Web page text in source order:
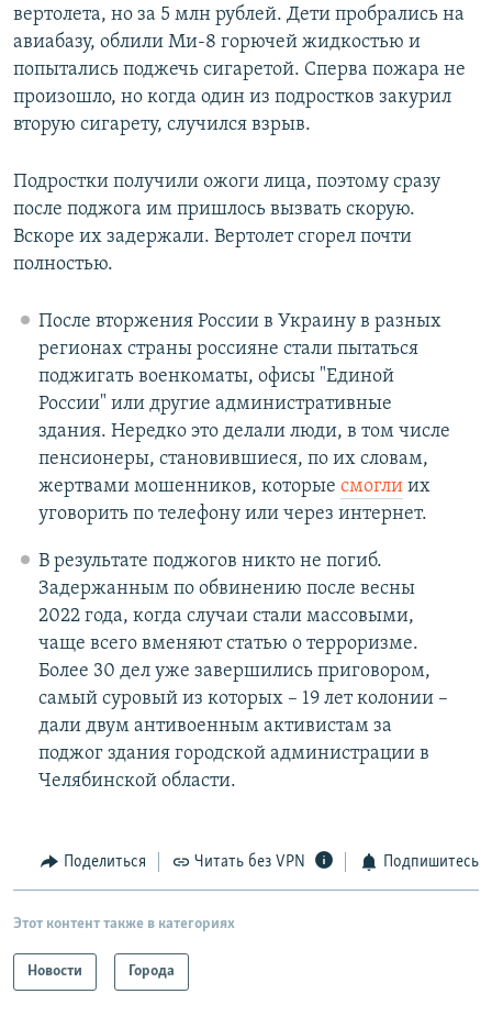
вертолета, но за 5 млн рублей. Дети пробрались на
авиабазу, облили Ми-8 горючей жидкостью и
попытались поджечь сигаретой. Сперва пожара не
произошло, но когда один из подростков закурил
вторую сигарету, случился взрыв.
Подростки получили ожоги лица, поэтому сразу
после поджога им пришлось вызвать скорую.
Вскоре их задержали. Вертолет сгорел почти
полностью.
После вторжения России в Украину в разных
регионах страны россияне стали пытаться
поджигать военкоматы, офисы "Единой
России" или другие административные
здания. Нередко это делали люди, в том числе
пенсионеры, становившиеся, по их словам,
жертвами мошенников, которые смоглиих
уговорить по телефону или через интернет.
В результате поджогов никто не погиб.
Задержанным по обвинению после весны
2022 года, когда случаи стали массовыми,
чаще всего вменяют статью о терроризме.
Более 30 дел уже завершились приговором,
самый суровый из которых – 19 лет колонии –
дали двум антивоенным активистам за
поджог здания городской администрации в
Челябинской области.
Поделиться Читать без VPN Подпишитесь
Этот контент также в категориях
Новости Города